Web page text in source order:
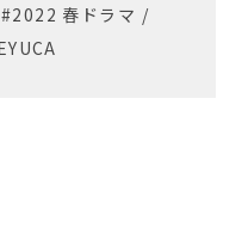
#2022 春ドラマ /